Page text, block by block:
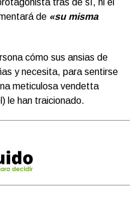
tras de sí, ni el
de «su misma
cómo sus ansias de
y necesita, para sentirse
meticulosa vendetta
le han traicionado.